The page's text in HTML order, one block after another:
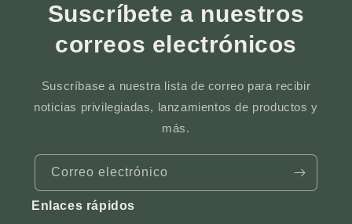
Suscríbete a nuestros
correos electrónicos
Suscríbase a nuestra lista de correo para recibir
noticias privilegiadas, lanzamientos de productos y
más.
Correo electrónico
Enlaces rápidos